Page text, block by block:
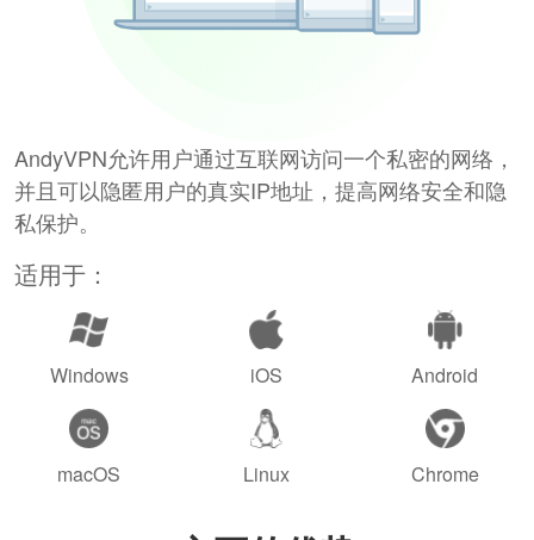
AndyVPN允许用户通过互联网访问一个私密的网络，
并且可以隐匿用户的真实IP地址，提高网络安全和隐
私保护。
适用于：
Windows iOS Android
macOS Linux Chrome